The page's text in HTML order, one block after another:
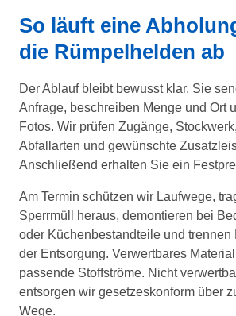
So läuft eine
die Rümpelhelden ab
Der Ablauf bleibt bewusst klar. Sie
Anfrage, beschreiben Menge und Ort
Fotos. Wir prüfen Zugänge,
Abfallarten und gewünschte
Anschließend erhalten Sie ein
Am Termin schützen wir Laufwege,
Sperrmüll heraus, demontieren bei
oder Küchenbestandteile und trennen
der Entsorgung. Verwertbares
passende Stoffströme. Nicht
entsorgen wir gesetzeskonform über
Wege.